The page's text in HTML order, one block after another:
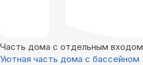
Часть дома с отдельным входом
Уютная часть дома с бассейном